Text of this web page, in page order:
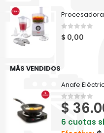
0 out of 5
$ 0,00
MÁS VENDIDOS
Anafe
0out of 5
$
6 cuotas